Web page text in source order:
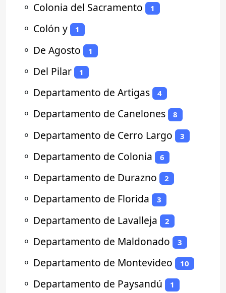
⚬ Colonia del Sacramento 1
⚬ Colón y 1
⚬ De Agosto 1
⚬ Del Pilar 1
⚬ Departamento de Artigas 4
⚬ Departamento de Canelones 8
⚬ Departamento de Cerro Largo 3
⚬ Departamento de Colonia 6
⚬ Departamento de Durazno 2
⚬ Departamento de Florida 3
⚬ Departamento de Lavalleja 2
⚬ Departamento de Maldonado 3
⚬ Departamento de Montevideo 10
⚬ Departamento de Paysandú 1